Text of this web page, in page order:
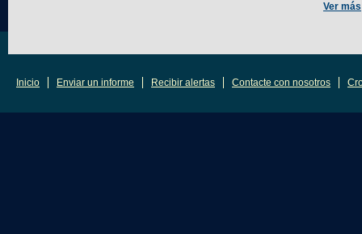
Ver más
Inicio Enviar un informe Recibir alertas Contacte con nosotros